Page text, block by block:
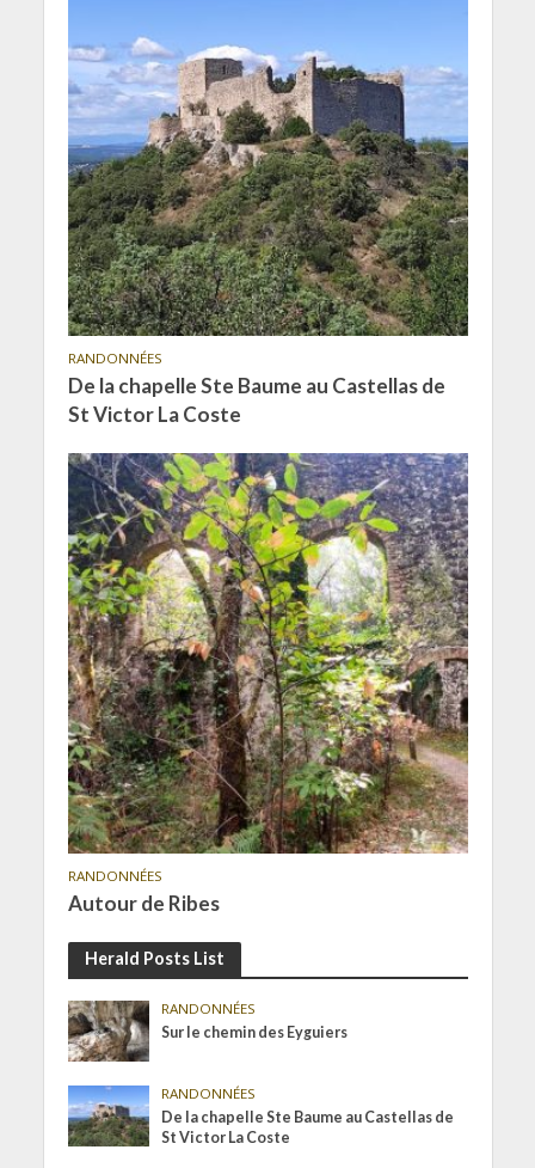
RANDONNÉES
De la chapelle Ste Baume au Castellas de
St Victor La Coste
RANDONNÉES
Autour de Ribes
Herald Posts List
RANDONNÉES
Sur le chemin des Eyguiers
RANDONNÉES
De la chapelle Ste Baume au Castellas de
St Victor La Coste